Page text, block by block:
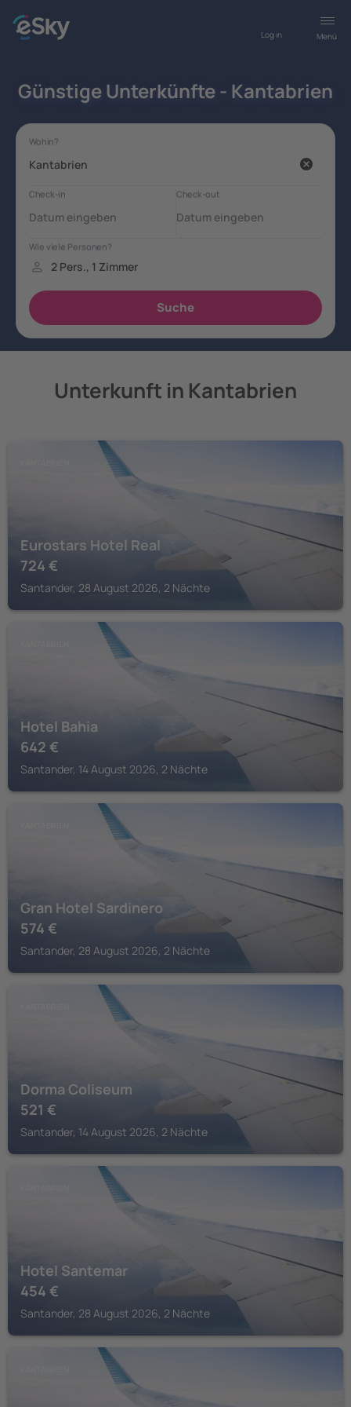
Menü
Log in
Günstige Unterkünfte - Kantabrien
Unterkunft in Kantabrien
Eurostars Hotel Real
724 €
Santander, 28 August 2026, 2 Nächte
Hotel Bahia
642 €
Santander, 14 August 2026, 2 Nächte
Gran Hotel Sardinero
574 €
Santander, 28 August 2026, 2 Nächte
Dorma Coliseum
521 €
Santander, 14 August 2026, 2 Nächte
Hotel Santemar
454 €
Santander, 28 August 2026, 2 Nächte